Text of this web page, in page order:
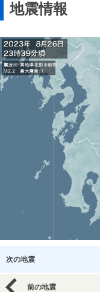
地震情報
次の地震
前の地震